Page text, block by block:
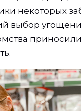
некоторых
выбор
приносили